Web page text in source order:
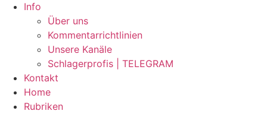
Info
Über uns
Kommentarrichtlinien
Unsere Kanäle
Schlagerprofis | TELEGRAM
Kontakt
Home
Rubriken